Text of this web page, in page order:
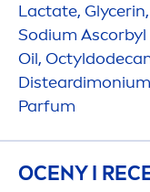
Lactate,
Sodium
Oil,
Parfum
OCENY I